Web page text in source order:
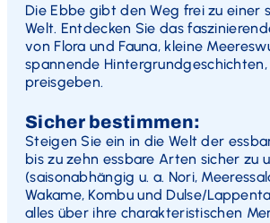
Die Ebbe gibt den Weg frei zu einer
Welt. Entdecken Sie das
von Flora und Fauna, kleine
spannende
preisgeben.
Sicher bestimmen:
Steigen Sie ein in die Welt der
bis zu zehn essbare Arten sicher zu
(saisonabhängig u. a. Nori,
Wakame, Kombu und Dulse/
alles über ihre charakteristischen